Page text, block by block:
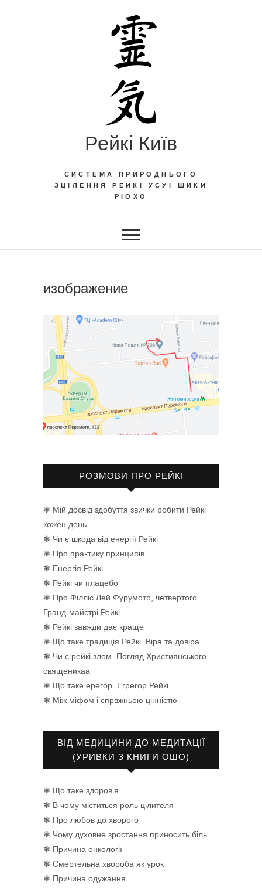
Рейкі Київ
СИСТЕМА ПРИРОДНЬОГО
ЗЦІЛЕННЯ РЕЙКІ УСУІ ШИКИ
РІОХО
изображение
РОЗМОВИ ПРО РЕЙКІ
❃ Мій досвід здобуття звички робити Рейкі
кожен день
❃ Чи є шкода від енергії Рейкі
❃ Про практику принципів
❃ Енергія Рейкі
❃ Рейкі чи плацебо
❃ Про Філліс Лей Фурумото, четвертого
Гранд-майстрі Рейкі
❃ Рейкі завжди дає краще
❃ Що таке традиція Рейкі. Віра та довіра
❃ Чи є рейкі злом. Погляд Християнського
священикаа
❃ Що таке ерегор. Егрегор Рейкі
❃ Між міфом і спрвжньою цінністю
ВІД МЕДИЦИНИ ДО МЕДИТАЦІЇ
(УРИВКИ З КНИГИ ОШО)
❃ Що таке здоров’я
❃ В чому міститься роль цілителя
❃ Про любов до хворого
❃ Чому духовне зростання приносить біль
❃ Причина онкології
❃ Смертельна хвороба як урок
❃ Причина одужання